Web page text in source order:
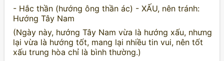
- Hắc thần (hướng ông thần ác) - XẤU, nên tránh:
Hướng Tây Nam
(Ngày này, hướng Tây Nam vừa là hướng xấu, nhưng
lại vừa là hướng tốt, mang lại nhiều tin vui, nên tốt
xấu trung hòa chỉ là bình thường.)